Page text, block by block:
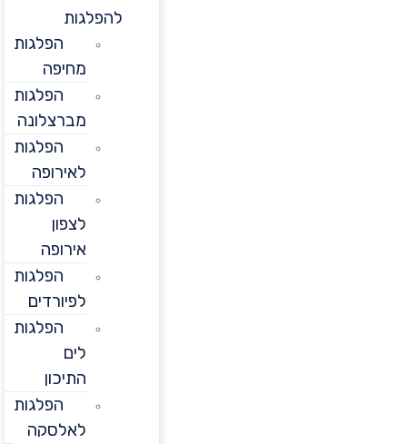
להפלגות
הפלגות
מחיפה
הפלגות
מברצלונה
הפלגות
לאירופה
הפלגות
אירופה
הפלגות
לפיורדים
הפלגות
התיכון
הפלגות
לאלסקה